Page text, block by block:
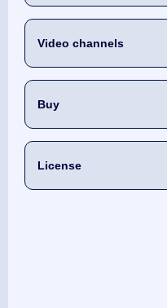
Video channels
Buy
License